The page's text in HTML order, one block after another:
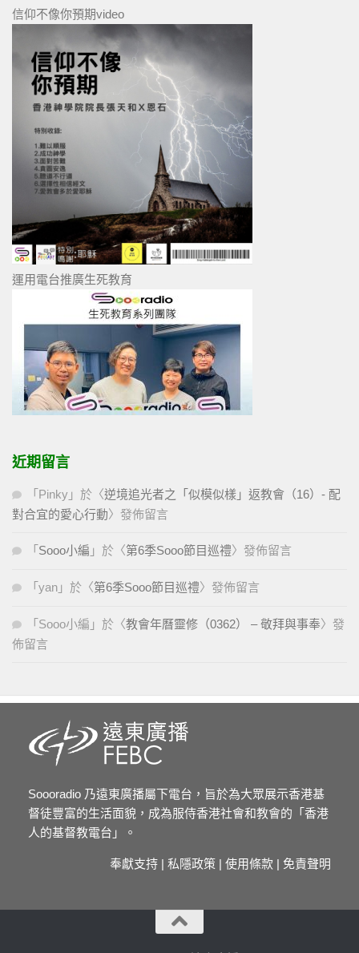
信仰不像你預期video
運用電台推廣生死教育
近期留言
「 Pinky 」於〈逆境追光者之「似模似樣」返教會（16）- 配
對合宜的愛心行動〉發佈留言
「 Sooo小編 」於〈第6季Sooo節目巡禮〉發佈留言
「 yan 」於〈第6季Sooo節目巡禮〉發佈留言
「 Sooo小編 」於〈教會年曆靈修（0362） – 敬拜與事奉〉發
佈留言
Soooradio 乃遠東廣播屬下電台，旨於為大眾展示香港基
督徒豐富的生活面貌，成為服侍香港社會和教會的「香港
人的基督教電台」。
奉獻支持 | 私隱政策 | 使用條款 | 免責聲明